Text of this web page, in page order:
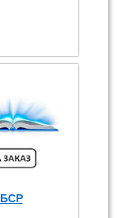
БСР